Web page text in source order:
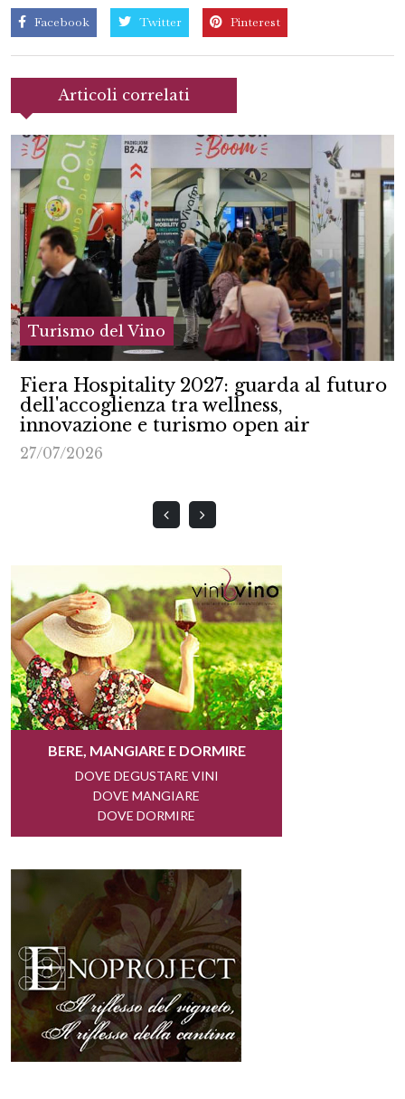
Facebook Twitter Pinterest
Articoli correlati
Turismo del Vino
Fiera Hospitality 2027: guarda al futuro
dell'accoglienza tra wellness,
innovazione e turismo open air
27/07/2026